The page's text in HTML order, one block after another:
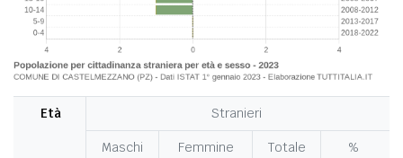
Età Stranieri
Maschi Femmine Totale
%